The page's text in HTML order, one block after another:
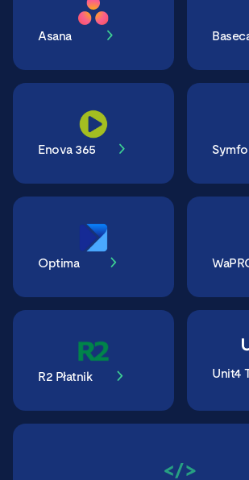
Asana
Enova 365
Optima
R2 Płatnik Unit4